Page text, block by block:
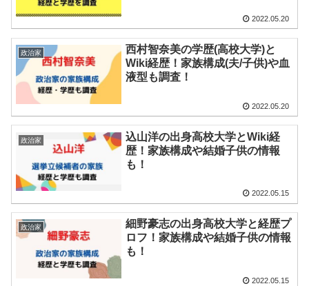
2022.05.20
政治家
西村智奈美の学歴(高校大学)と
Wiki経歴！家族構成(夫/子供)や血
液型も調査！
2022.05.20
政治家
込山洋の出身高校大学とWiki経
歴！家族構成や結婚子供の情報
も！
2022.05.15
政治家
細野豪志の出身高校大学と経歴プ
ロフ！家族構成や結婚子供の情報
も！
2022.05.15